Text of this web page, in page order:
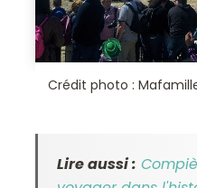
Crédit photo :
Lire aussi :